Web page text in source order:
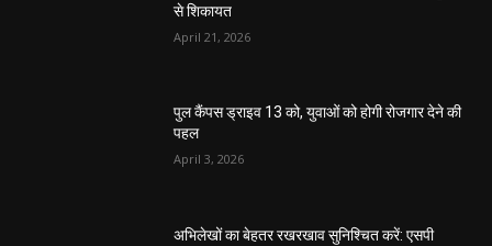
से शिकायत
April 21, 2026
पुल कैंपस ड्राइव 13 को, युवाओं को होगी रोजगार देने की
पहल
April 3, 2026
अभिलेखों का बेहतर रखरखाव सुनिश्चित करें: एसपी